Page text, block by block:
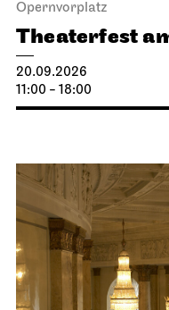
Opernvorplatz
Theaterfest
20.09.2026
11:00 - 18:00